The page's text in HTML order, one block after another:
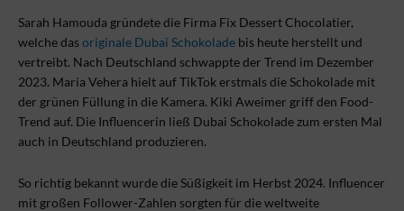
Sarah Hamouda gründete die Firma Fix Dessert Chocolatier,
welche dasoriginale Dubai Schokolade bis heute herstellt und
vertreibt. Nach Deutschland schwappte der Trend im Dezember
2023. Maria Vehera hielt auf TikTok erstmals die Schokolade mit
der grünen Füllung in die Kamera. Kiki Aweimer griff den Food-
Trend auf. Die Influencerin ließ Dubai Schokolade zum ersten Mal
auch in Deutschland produzieren.
So richtig bekannt wurde die Süßigkeit im Herbst 2024. Influencer
mit großen Follower-Zahlen sorgten für die weltweite